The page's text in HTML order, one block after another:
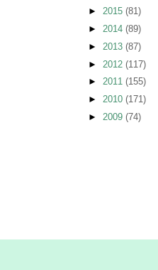
► 2015 (81)
► 2014 (89)
► 2013 (87)
► 2012 (117)
► 2011 (155)
► 2010 (171)
► 2009 (74)